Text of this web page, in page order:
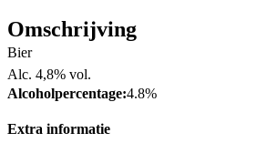
Omschrijving
Bier
Alc. 4,8% vol.
Alcoholpercentage:4.8%
Extra informatie